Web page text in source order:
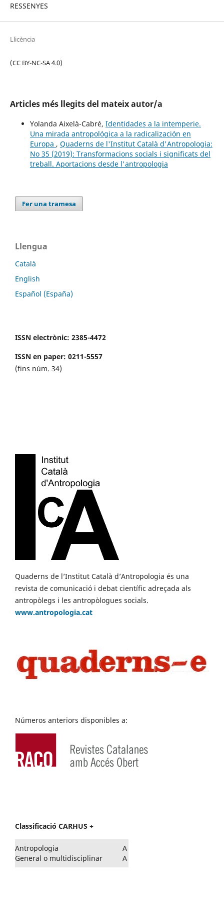
RESSENYES
Llicència
(CC BY-NC-SA 4.0)
Articles més llegits del mateix autor/a
Yolanda Aixelà-Cabré, Identidades a la intemperie.
Una mirada antropológica a la radicalización en
Europa , Quaderns de l'Institut Català d'Antropologia:
No 35 (2019): Transformacions socials i significats del
treball. Aportacions desde l'antropologia
Fer una tramesa
Llengua
Català
English
Español (España)
ISSN electrònic: 2385-4472
ISSN en paper: 0211-5557
(fins núm. 34)
Quaderns de l’Institut Català d’Antropologia és una
revista de comunicació i debat científic adreçada als
antropòlegs i les antropòlogues socials.
www.antropologia.cat
Números anteriors disponibles a:
Classificació CARHUS +
Antropologia
General o multidisciplinar
A
A